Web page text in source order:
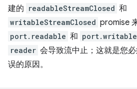
建的 readableStreamClosed 和
writableStreamClosed promise
port.readable 和 port.writable
reader 会导致流中止；这就是您
误的原因。